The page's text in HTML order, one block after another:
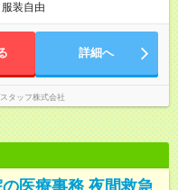
服装自由
詳細へ
タッフ株式会社
医療事務 夜間救急